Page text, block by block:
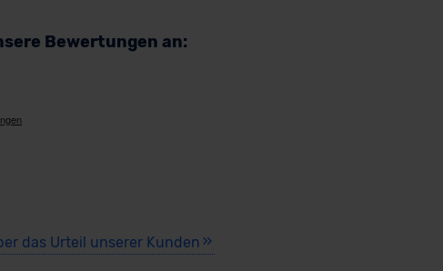
Bewertungen an:
das Urteil unserer Kunden